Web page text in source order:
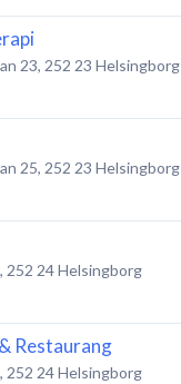
23, 252 23 Helsingborg
25, 252 23 Helsingborg
, 252 24Helsingborg
Restaurang
, 252 24Helsingborg